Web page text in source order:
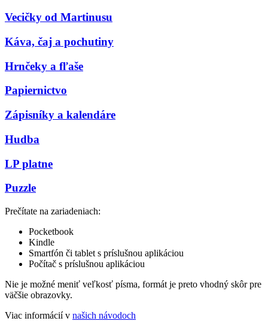
Vecičky od Martinusu
Káva, čaj a pochutiny
Hrnčeky a fľaše
Papiernictvo
Zápisníky a kalendáre
Hudba
LP platne
Puzzle
Prečítate na zariadeniach:
Pocketbook
Kindle
Smartfón či tablet s príslušnou aplikáciou
Počítač s príslušnou aplikáciou
Nie je možné meniť veľkosť písma, formát je preto vhodný skôr pre
väčšie obrazovky.
Viac informácií v našich návodoch